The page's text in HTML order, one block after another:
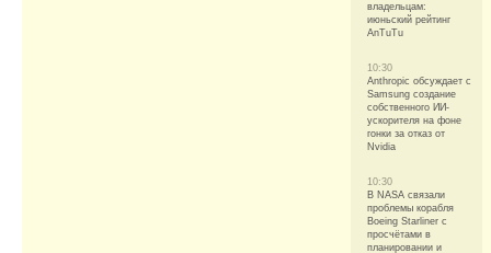
владельцам:
июньский рейтинг
AnTuTu
10:30
Anthropic обсуждает с
Samsung создание
собственного ИИ-
ускорителя на фоне
гонки за отказ от
Nvidia
10:30
В NASA связали
проблемы корабля
Boeing Starliner с
просчётами в
планировании и